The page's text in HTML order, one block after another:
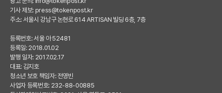
기사 제보: press@tokenpost.kr
주소: 서울시 강남구 논현로 614 ARTISAN 빌딩 6층, 7층
등록번호: 서울 아 52481
등록일: 2018.01.02
발행 일자: 2017.02.17
대표: 김지호
청소년 보호 책임자: 전영빈
사업자 등록번호: 232-88-00885